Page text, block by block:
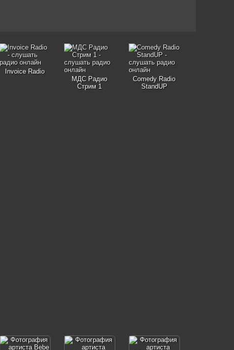
Invoice Radio
МДС Радио
Стрим 1
Comedy Radio
StandUP